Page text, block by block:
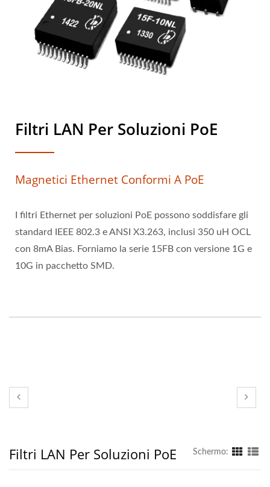
Filtri LAN Per Soluzioni PoE
Magnetici Ethernet Conformi A PoE
I filtri Ethernet per soluzioni PoE possono soddisfare gli
standard IEEE 802.3 e ANSI X3.263, inclusi 350 uH OCL
con 8mA Bias. Forniamo la serie 15FB con versione 1G e
10G in pacchetto SMD.
Filtri LAN Per Soluzioni PoE Schermo: